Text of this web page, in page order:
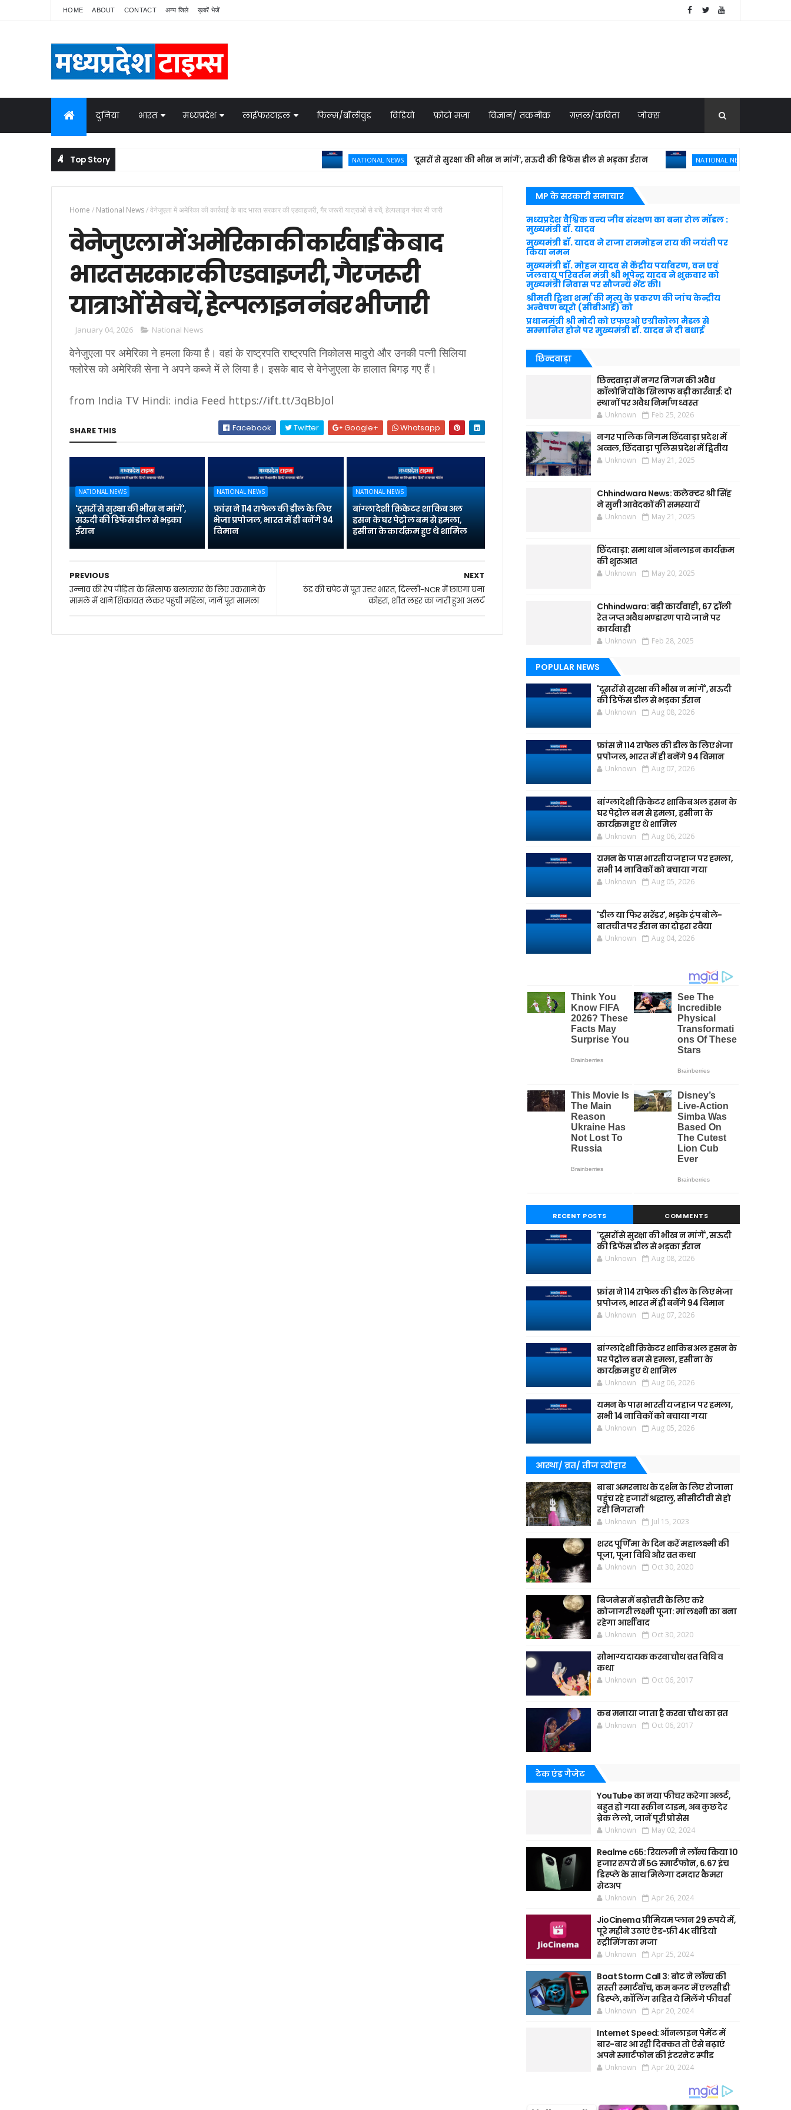
HOME ABOUT CONTACT अन्य जिले ख़बरें भेजें
दुनिया भारत मध्यप्रदेश लाईफस्टाइल फिल्म/बॉलीवुड विडियो फ़ोटो मज़ा विज्ञान/ तकनीक ग़ज़ल/कविता जोक्स
Top Story NATIONAL NEWS 'दूसरों से सुरक्षा की भीख न मांगें', सऊदी की डिफेंस डील से भड़का ईरान NATIONAL NEWS फ्रांस ने 114
Home / National News/वेनेजुएला में अमेरिका की कार्रवाई के बाद भारत सरकार की एडवाइजरी, गैर जरूरी यात्राओं से बचें, हेल्पलाइन नंबर भी जारी
वेनेजुएला में अमेरिका की कार्रवाई के बाद
भारत सरकार की एडवाइजरी, गैर जरूरी
यात्राओं से बचें, हेल्पलाइन नंबर भी जारी
January 04, 2026 National News
वेनेजुएला पर अमेरिका ने हमला किया है। वहां के राष्ट्रपति राष्ट्रपति निकोलस मादुरो और उनकी पत्नी सिलिया
फ्लोरेस को अमेरिकी सेना ने अपने कब्जे में ले लिया है। इसके बाद से वेनेजुएला के हालात बिगड़ गए हैं।
from India TV Hindi: india Feed https://ift.tt/3qBbJol
SHARE THIS Facebook Twitter Google+ Whatsapp
NATIONAL NEWS
'दूसरों से सुरक्षा की भीख न मांगें',
सऊदी की डिफेंस डील से भड़का
ईरान
NATIONAL NEWS
फ्रांस ने 114 राफेल की डील के लिए
भेजा प्रपोजल, भारत में ही बनेंगे 94
विमान
NATIONAL NEWS
बांग्लादेशी क्रिकेटर शाकिब अल
हसन के घर पेट्रोल बम से हमला,
हसीना के कार्यक्रम हुए थे शामिल
NEXT
ठंड की चपेट में पूरा उत्तर भारत, दिल्ली-NCR में छाएगा घना
कोहरा, शीत लहर का जारी हुआ अलर्ट
PREVIOUS
उन्नाव की रेप पीड़िता के खिलाफ बलात्कार के लिए उकसाने के
मामले में थाने शिकायत लेकर पहुंची महिला, जानें पूरा मामला
MP के सरकारी समाचार
मध्यप्रदेश वैश्विक वन्य जीव संरक्षण का बना रोल मॉडल :
मुख्यमंत्री डॉ. यादव
मुख्यमंत्री डॉ. यादव ने राजा राममोहन राय की जयंती पर
किया नमन
मुख्यमंत्री डॉ. मोहन यादव से केंद्रीय पर्यावरण, वन एवं
जलवायु परिवर्तन मंत्री श्री भूपेन्द्र यादव ने शुक्रवार को
मुख्यमंत्री निवास पर सौजन्य भेंट की।
श्रीमती ट्विशा शर्मा की मृत्यु के प्रकरण की जांच केन्द्रीय
अन्वेषण ब्यूरो (सीबीआई) को
प्रधानमंत्री श्री मोदी को एफएओ एग्रीकोला मैडल से
सम्मानित होने पर मुख्यमंत्री डॉ. यादव ने दी बधाई
छिन्दवाड़ा
छिन्दवाड़ा में नगर निगम की अवैध
कॉलोनियों के खिलाफ बड़ी कार्रवाई: दो
स्थानों पर अवैध निर्माण ध्वस्त
Unknown Feb 25, 2026
नगर पालिक निगम छिंदवाड़ा प्रदेश में
अव्वल, छिंदवाड़ा पुलिस प्रदेश में द्वितीय
Unknown May 21, 2025
Chhindwara News: कलेक्टर श्री सिंह
ने सुनी आवेदकों की समस्यायें
Unknown May 21, 2025
छिंदवाड़ा: समाधान ऑनलाइन कार्यक्रम
की शुरुआत
Unknown May 20, 2025
Chhindwara: बड़ी कार्यवाही, 67 ट्रॉली
रेत जप्त अवैध भण्डारण पाये जाने पर
कार्यवाही
Unknown Feb 28, 2025
POPULAR NEWS
'दूसरों से सुरक्षा की भीख न मांगें', सऊदी
की डिफेंस डील से भड़का ईरान
Unknown Aug 08, 2026
फ्रांस ने 114 राफेल की डील के लिए भेजा
प्रपोजल, भारत में ही बनेंगे 94 विमान
Unknown Aug 07, 2026
बांग्लादेशी क्रिकेटर शाकिब अल हसन के
घर पेट्रोल बम से हमला, हसीना के
कार्यक्रम हुए थे शामिल
Unknown Aug 06, 2026
यमन के पास भारतीय जहाज पर हमला,
सभी 14 नाविकों को बचाया गया
Unknown Aug 05, 2026
'डील या फिर सरेंडर', भड़के ट्रंप बोले-
बातचीत पर ईरान का दोहरा रवैया
Unknown Aug 04, 2026
RECENT POSTS COMMENTS
'दूसरों से सुरक्षा की भीख न मांगें', सऊदी
की डिफेंस डील से भड़का ईरान
Unknown Aug 08, 2026
फ्रांस ने 114 राफेल की डील के लिए भेजा
प्रपोजल, भारत में ही बनेंगे 94 विमान
Unknown Aug 07, 2026
बांग्लादेशी क्रिकेटर शाकिब अल हसन के
घर पेट्रोल बम से हमला, हसीना के
कार्यक्रम हुए थे शामिल
Unknown Aug 06, 2026
यमन के पास भारतीय जहाज पर हमला,
सभी 14 नाविकों को बचाया गया
Unknown Aug 05, 2026
आस्था/ व्रत/ तीज त्‍योहार
बाबा अमरनाथ के दर्शन के लिए रोजाना
पहुंच रहे हजारों श्रद्धालु, सीसीटीवी से हो
रही निगरानी
Unknown Jul 15, 2023
शरद पूर्णिमा के दिन करें महालक्ष्मी की
पूजा, पूजा विधि और व्रत कथा
Unknown Oct 30, 2020
बिजनेस में बढ़ोत्तरी के लिए करे
कोजागरी लक्ष्मी पूजा: मां लक्ष्मी का बना
रहेगा आर्शीवाद
Unknown Oct 30, 2020
सौभाग्यदायक करवाचौथ व्रत विधि व
कथा
Unknown Oct 06, 2017
कब मनाया जाता है करवा चौथ का व्रत
Unknown Oct 06, 2017
टेक एंड गैजेट
YouTube का नया फीचर करेगा अलर्ट,
बहुत हो गया स्क्रीन टाइम, अब कुछ देर
ब्रेक ले लो, जानें पूरी प्रोसेस
Unknown May 02, 2024
Realme c65: रियलमी ने लॉन्च किया 10
हजार रुपये में 5G स्मार्टफोन, 6.67 इंच
डिस्प्ले के साथ मिलेगा दमदार कैमरा
सेटअप
Unknown Apr 26, 2024
JioCinema प्रीमियम प्लान 29 रुपये में,
पूरे महीने उठाएं ऐड-फ्री 4K वीडियो
स्ट्रीमिंग का मजा
Unknown Apr 25, 2024
Boat Storm Call 3: बोट ने लॉन्च की
सस्ती स्मार्टवॉच, कम बजट में एलसीडी
डिस्प्ले, कॉलिंग सहित ये मिलेंगे फीचर्स
Unknown Apr 20, 2024
Internet Speed: ऑनलाइन पेमेंट में
बार-बार आ रही दिक्कत तो ऐसे बढ़ाएं
अपने स्मार्टफोन की इंटरनेट स्पीड
Unknown Apr 20, 2024